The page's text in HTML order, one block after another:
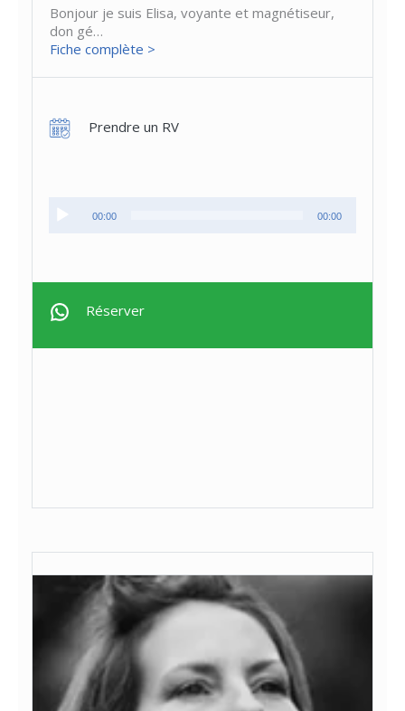
Bonjour je suis Elisa, voyante et magnétiseur,
don gé…
Fiche complète >
Prendre un RV
00:00 00:00
Réserver